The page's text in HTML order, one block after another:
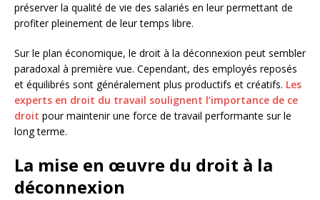
préserver la qualité de vie des salariés en leur permettant de
profiter pleinement de leur temps libre.
Sur le plan économique, le droit à la déconnexion peut sembler
paradoxal à première vue. Cependant, des employés reposés
et équilibrés sont généralement plus productifs et créatifs. Les
experts en droit du travail soulignent l’importance de ce
droit pour maintenir une force de travail performante sur le
long terme.
La mise en œuvre du droit à la
déconnexion